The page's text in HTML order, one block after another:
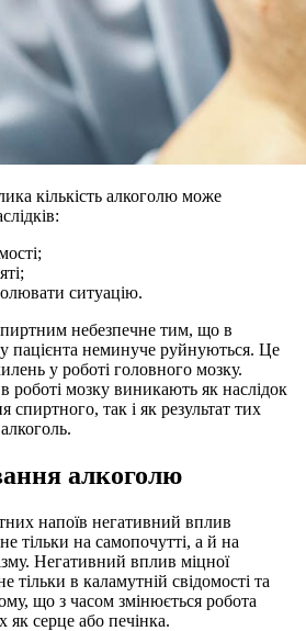
кількість алкоголю може
ситуацію.
небезпечне тим, що в
пацієнта неминуче руйнуються. Це
у роботі головного мозку.
мозку виникають як наслідок
спиртного, так і як результат тих
алкоголю
напоїв негативний вплив
тільки на самопочутті, а й на
Негативний вплив міцної
тільки в каламутній свідомості та
що з часом змінюється робота
як серце або печінка.